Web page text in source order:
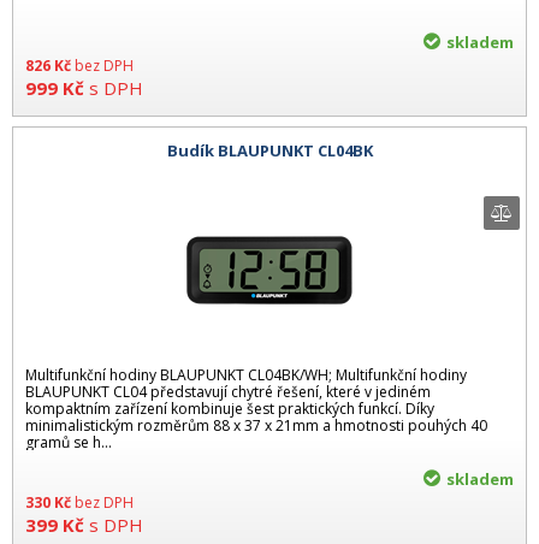
826 Kč bez DPH
999 Kč s DPH
skladem
Budík BLAUPUNKT CL04BK
Multifunkční hodiny BLAUPUNKT CL04BK/WH; Multifunkční hodiny
BLAUPUNKT CL04 představují chytré řešení, které v jediném
kompaktním zařízení kombinuje šest praktických funkcí. Díky
minimalistickým rozměrům 88 x 37 x 21mm a hmotnosti pouhých 40
gramů se h...
330 Kč bez DPH
399 Kč s DPH
skladem